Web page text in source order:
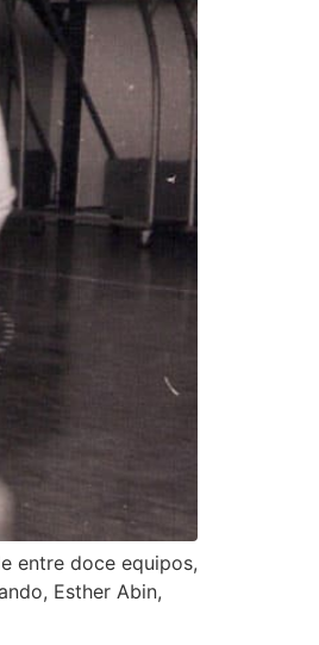
entre doce equipos,
Esther Abin,